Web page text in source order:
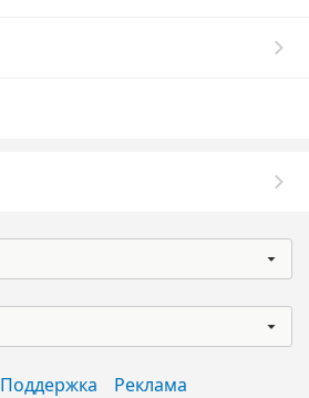
Поддержка Реклама